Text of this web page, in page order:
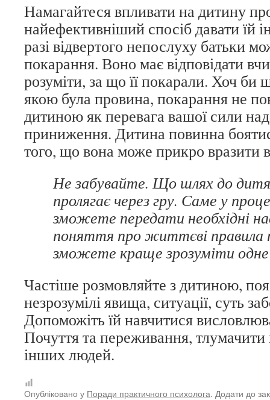
Намагайтеся впливати на дитину
найефективніший спосіб давати їй
разі відвертого непослуху батьки
покарання. Воно має відповідати
розуміти, за що її покарали. Хоч
якою була провина, покарання не
дитиною як перевага вашої сили над
приниження. Дитина повинна
того, що вона може прикро вразити
Не забувайте. Що шлях до
пролягає через гру. Саме у
зможете передати необхідні
поняття про життєві правила
зможете краще зрозуміти
Частіше розмовляйте з дитиною,
незрозумілі явища, ситуації, суть
Допоможіть їй навчитися
Почуття та переживання, тлумачити
інших людей.
Опубліковано у Поради практичного психолога. Додати до